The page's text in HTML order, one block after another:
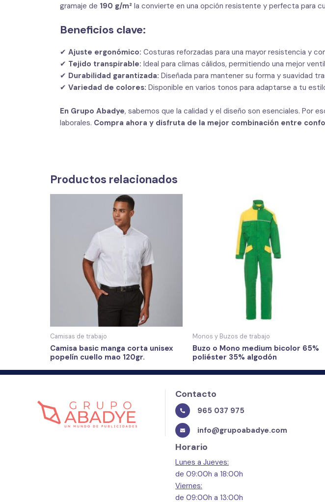
gramaje de 190 g/m² la convierte en una opción resistente y perfecta para
Beneficios clave:
✔ Ajuste ergonómico: Costuras reforzadas para una mayor resistencia y
✔ Tejido transpirable: Ideal para climas cálidos, permitiendo una mejor
✔ Durabilidad garantizada: Diseñada para mantener su forma y suavidad
✔ Variedad de colores: Disponible en varios tonos para adaptarse a tu
En Grupo Abadye, sabemos que la calidad y el diseño son esenciales. Por
laborales. Compra ahora y disfruta de la mejor combinación entre
Productos relacionados
Camisas de trabajo
Camisa basic manga corta unisex
popelín cuello mao 120gr.
Monos y Buzos de trabajo
Buzo o Mono medium bicolor 65%
poliéster 35% algodón
Contacto
965 037 975
info@grupoabadye.com
Horario
Lunes a Jueves:
de 09:00h a 18:00h
Viernes:
de 09:00h a 13:00h